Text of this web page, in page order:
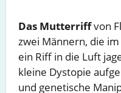
Das Mutterriffvon
zwei Männern, die
ein Riff in die Luft
kleine Dystopie
und genetische